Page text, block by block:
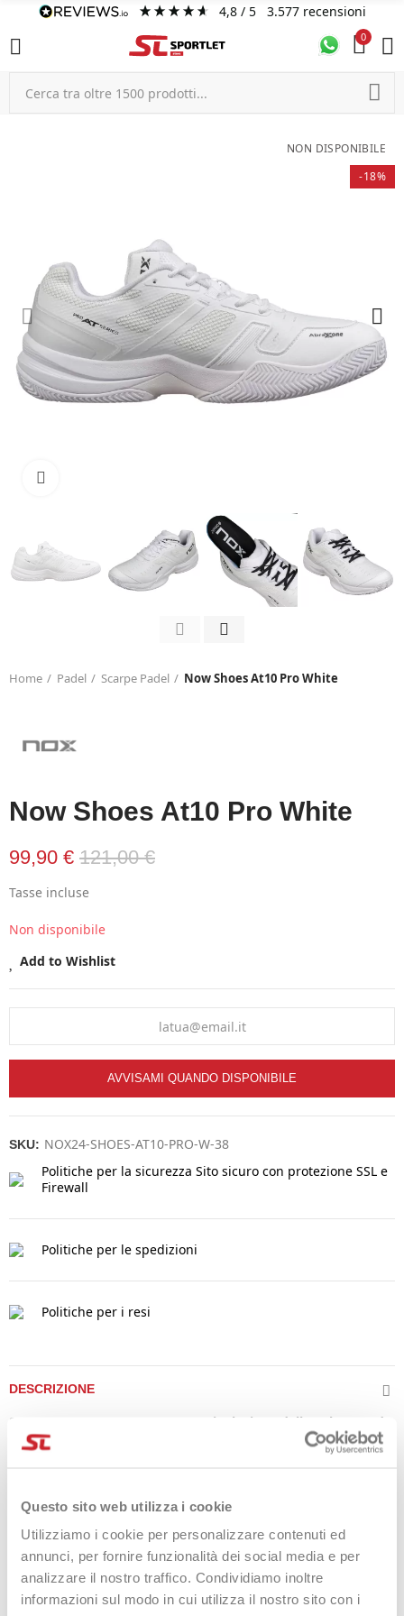
Questo sito web utilizza i cookie
Utilizziamo i cookie per personalizzare contenuti ed
annunci, per fornire funzionalità dei social media e per
analizzare il nostro traffico. Condividiamo inoltre
informazioni sul modo in cui utilizza il nostro sito con i
4,8/ 5 3.577 recensioni
0
NON DISPONIBILE
-18%
Home Padel Scarpe Padel Now Shoes At10 Pro White
Now Shoes At10 Pro White
99,90 € 121,00 €
Tasse incluse
Non disponibile
Add to Wishlist
AVVISAMI QUANDO DISPONIBILE
SKU: NOX24-SHOES-AT10-PRO-W-38
Politiche per la sicurezza Sito sicuro con protezione SSL e
Firewall
Politiche per le spedizioni
Politiche per i resi
DESCRIZIONE
Scarpe Nox AT10 PRO 2024 - La Rivoluzione delle Calzature da
Paddle
tecnologia avanzata,
queste scarpe non solo migliorano le tue performance in
campo, ma offrono anche un supporto ideale per la salute del
piede in ogni movimento.